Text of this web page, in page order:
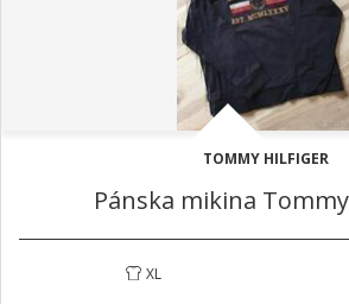
TOMMY HILFIGER
Pánska mikina
XL